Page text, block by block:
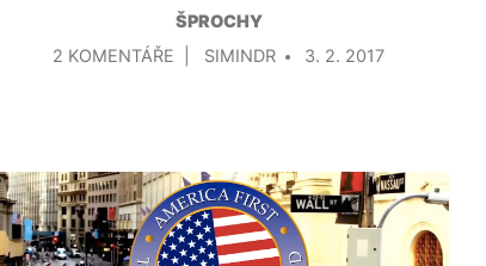
ŠPROCHY
2 KOMENTÁŘE
JASNĚ,
AMERIKA
FIRST!
ALE
PŘIDAL/A
SIMINDR 3. 2. 2017